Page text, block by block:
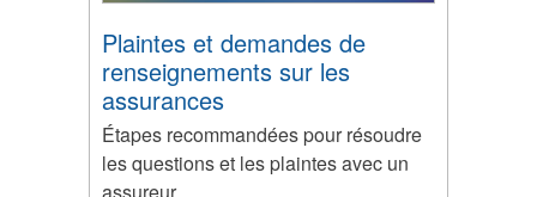
Plaintes et demandes de
renseignements sur les
assurances
Étapes recommandées pour résoudre
les questions et les plaintes avec un